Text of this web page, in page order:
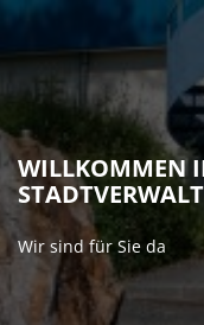
WILLKOMMEN
Wir sind für Sie da